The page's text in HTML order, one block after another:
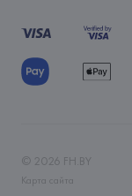
© 2026 FH.BY
Карта сайта